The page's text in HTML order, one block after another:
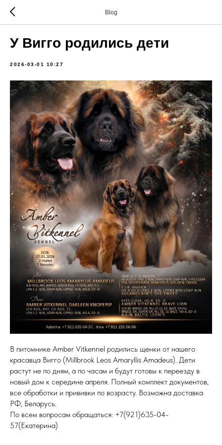
Blog
У Вигго родились дети
2026-03-01 10:27
В питомнике Amber Vitkennel родились щенки от нашего
красавца Вигго (Millbrook Leos Amaryllis Amadeus). Дети
растут не по дням, а по часам и будут готовы к переезду в
новый дом к середине апреля. Полный комплект документов,
все обработки и прививки по возрасту. Возможна доставка
РФ, Беларусь.
По всем вопросам обращаться: +7(921)635-04-
57(Екатерина)